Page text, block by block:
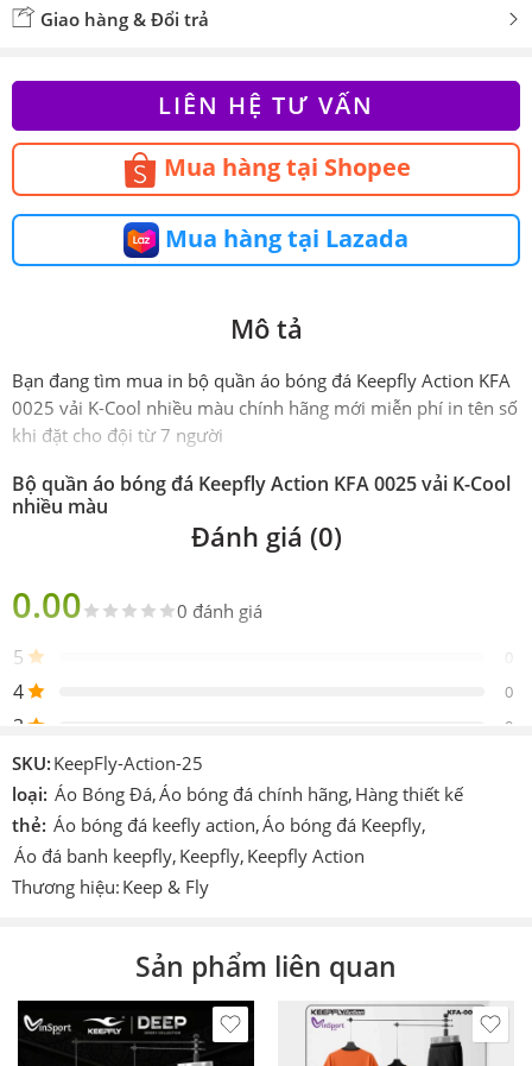
Giao hàng & Đổi trả
LIÊN HỆ TƯ VẤN
Mua hàng tại Shopee
Mua hàng tại Lazada
Mô tả
Bạn đang tìm mua in bộ quần áo bóng đá Keepfly Action KFA
0025 vải K-Cool nhiều màu chính hãng mới miễn phí in tên số
khi đặt cho đội từ 7 người
Bộ quần áo bóng đá Keepfly Action KFA 0025 vải K-Cool
nhiều màu
Sản
Gồm 1 áo 1 quần
Thiết
kế
Được in trực tiếp lên sản phẩm
Chi tiết
khác
In hoặc ép decan nhiệt cao tần.
Công
nghệ
Cmcn 4.0 dệt vi tính, ép nhiệt cao tần, nhuộm
sâu.
Đỏ,Xanh,Hồng,Xanh,Cam.Trắng
Thích
hợp
Làm áo thi đấu, áo đá banh, đá bóng, áo team, áo
đội,…
Đánh giá (0)
0.00 0 đánh giá
5 0
4 0
3 0
2
1
Be the first to review!
Hiện vẫn chưa có đánh giá.
SKU: KeepFly-Action-25
loại: Áo Bóng Đá,Áo bóng đá chính hãng, Hàng thiết kế
thẻ: Áo bóng đá keefly action,Áo bóng đá Keepfly,
Áo đá banh keepfly, Keepfly, Keepfly Action
Thương hiệu: Keep & Fly
Sản phẩm liên quan